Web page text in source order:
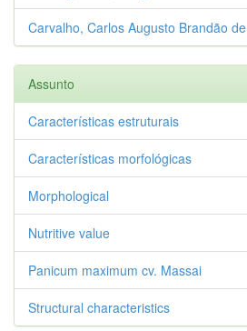
Carvalho, Carlos Augusto Brandão de
Assunto
Características estruturais
Características morfológicas
Morphological
Nutritive value
Panicum maximum cv. Massai
Structural characteristics